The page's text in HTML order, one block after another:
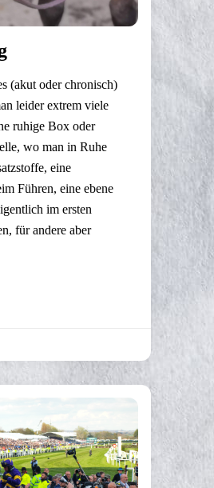
(akut oder chronisch)
leider extrem viele
ruhige Box oder
wo man in Ruhe
eine
Führen, eine ebene
im ersten
für andere aber